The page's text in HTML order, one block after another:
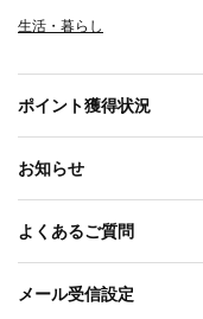
生活・暮らし
ポイント獲得状況
お知らせ
よくあるご質問
メール受信設定